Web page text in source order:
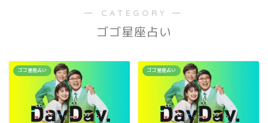
― CATEGORY ―
ゴゴ星座占い
ゴゴ星座占い ゴゴ星座占い